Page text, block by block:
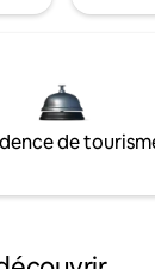
de